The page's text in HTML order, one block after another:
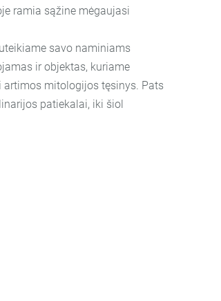
ramia sąžine mėgaujasi
savo naminiams
ir objektas, kuriame
artimos mitologijos tęsinys. Pats
patiekalai, iki šiol